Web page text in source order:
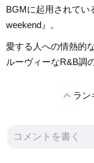
BGMに起用されてい
weekend』。
愛する人への情熱的
ルーヴィーなR&B調
expand_lessラン